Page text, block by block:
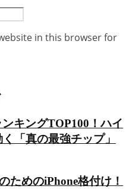
in this browser for
キングTOP100！ハイ
「真の最強チップ」
ためのiPhone格付け！